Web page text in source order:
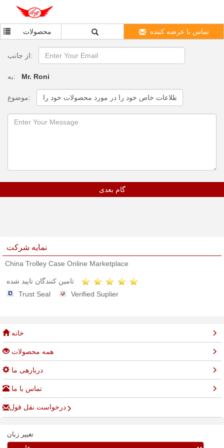
محصولات تماس با عرضه کننده
از جانب:
به: Mr. Roni
موضوع:
گام بعدی
نمایه شرکت
China Trolley Case Online Marketplace
تامین کنندگان تایید شده
Trust Seal
Verified Suplier
خانه
همه محصولات
دربارهی ما
تماس با ما
درخواست نقل قول
تغییر زبان